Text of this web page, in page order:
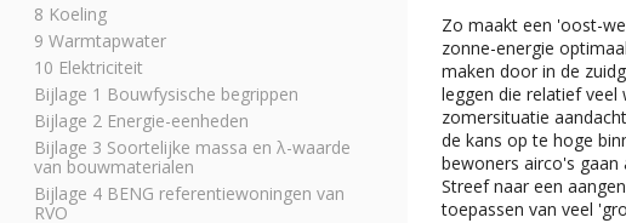
8 Koeling
9 Warmtapwater
10 Elektriciteit
Bijlage 1 Bouwfysische begrippen
Bijlage 2 Energie-eenheden
Bijlage 3 Soortelijke massa en λ-waarde
van bouwmaterialen
Bijlage 4 BENG referentiewoningen van
RVO
Zo maakt een 'oost-
zonne-energie
maken door in de
leggen die relatief
zomersituatie
de kans op te hoge
bewoners airco's gaan
Streef naar een
toepassen van veel